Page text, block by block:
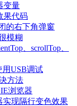
变量
果代码
的右下角弹窗
模糊
、scrollTop、
用USB调试
方法
浏览器
实现隔行变色效果